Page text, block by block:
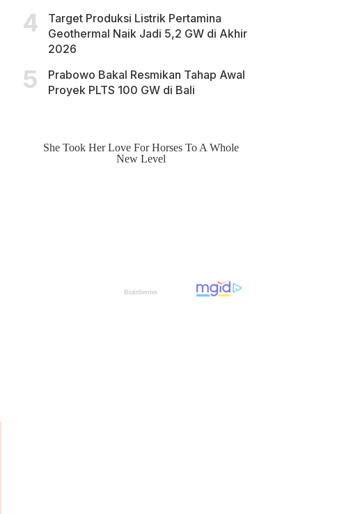
Target Produksi Listrik Pertamina
Geothermal Naik Jadi 5,2 GW di Akhir
2026
Prabowo Bakal Resmikan Tahap Awal
Proyek PLTS 100 GW di Bali